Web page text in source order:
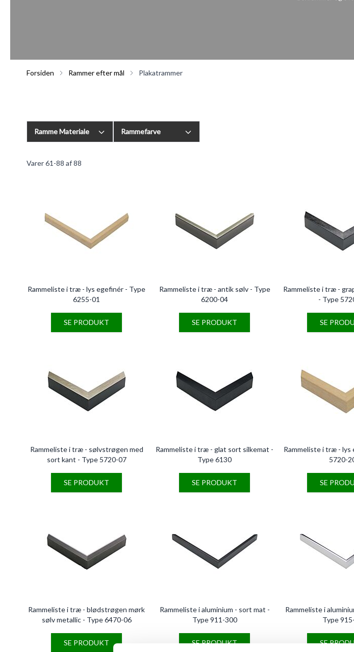
Forsiden Rammer efter mål Plakatrammer
Ramme Materiale Rammefarve
Varer61 -88 af88
Rammeliste i træ - lys egefinér - Type
6255-01
SE PRODUKT
Rammeliste i træ - antik sølv - Type
6200-04
SE PRODUKT
Rammeliste i træ -
- Type
SE
Rammeliste i træ - sølvstrøgen med
sort kant - Type 5720-07
SE PRODUKT
Rammeliste i træ - glat sort silkemat -
Type 6130
SE PRODUKT
Rammeliste i træ - lys
5720-
SE
Rammeliste i træ - blødstrøgen mørk
sølv metallic - Type 6470-06
SE PRODUKT
Rammeliste i aluminium - sort mat -
Type 911-300
SE PRODUKT
Rammeliste i
Type
SE